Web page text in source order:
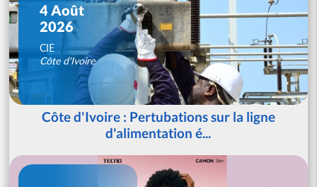
4 Août
2026
CIE
Côte d'Ivoire
Côte d'Ivoire : Pertubations sur la ligne
d'alimentation é...